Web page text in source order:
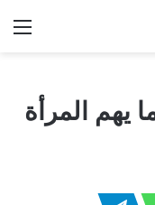
المرأة